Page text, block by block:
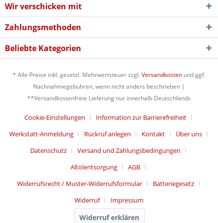
Wir verschicken mit
Zahlungsmethoden
Beliebte Kategorien
* Alle Preise inkl. gesetzl. Mehrwertsteuer zzgl.Versandkosten und ggf.
Nachnahmegebühren, wenn nicht anders beschrieben |
**Versandkostenfreie Lieferung nur innerhalb Deutschlands
Cookie-Einstellungen
Information zur Barrierefreiheit
Werkstatt-Anmeldung
Rückruf anlegen Kontakt
Über uns
Datenschutz
Versand und Zahlungsbedingungen
Altölentsorgung
AGB
Widerrufsrecht / Muster-Widerrufsformular
Batteriegesetz
Widerruf
Impressum
Widerruf erklären